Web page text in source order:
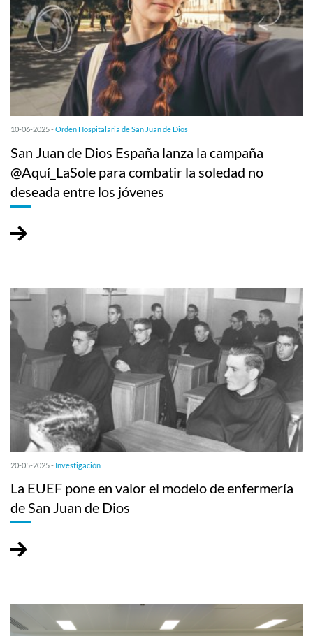
10-06-2025 -Orden Hospitalaria de San Juan de Dios
San Juan de Dios España lanza la campaña
@Aquí_LaSole para combatir la soledad no
deseada entre los jóvenes
20-05-2025 - Investigación
La EUEF pone en valor el modelo de enfermería
de San Juan de Dios